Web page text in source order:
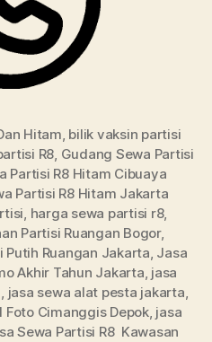
Hitam, bilik vaksin partisi
R8, Gudang Sewa Partisi
Partisi R8 Hitam Cibuaya
Partisi R8 Hitam Jakarta
, harga sewa partisi r8,
Partisi Ruangan Bogor,
Putih Ruangan Jakarta, Jasa
Akhir Tahun Jakarta, jasa
, jasa sewa alat pesta jakarta,
Foto Cimanggis Depok, jasa
Sewa Partisi R8 Kawasan